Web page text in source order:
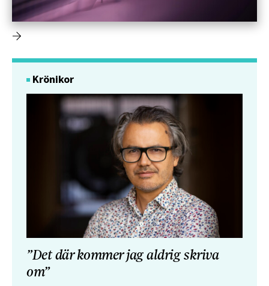
Krönikor
”Det där kommer jag aldrig skriva
om”